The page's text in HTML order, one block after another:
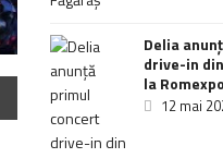
Delia
drive-in
la Romexpo
12 mai